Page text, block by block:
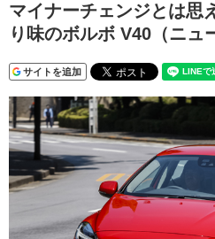
マイナーチェンジとは思
り味のボルボ V40（ニュ
サイトを追加